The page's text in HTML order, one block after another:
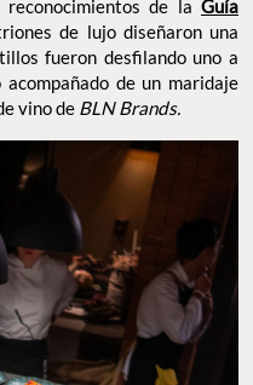
reconocimientos de la Guía
de lujo diseñaron una
fueron desfilando uno a
de un maridaje
vino de BLN Brands.